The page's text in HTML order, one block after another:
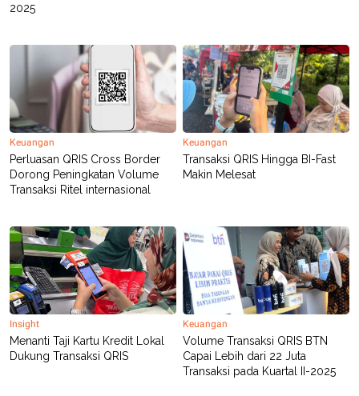
2025
Keuangan
Perluasan QRIS Cross Border
Dorong Peningkatan Volume
Transaksi Ritel internasional
Keuangan
Transaksi QRIS Hingga BI-Fast
Makin Melesat
Insight
Menanti Taji Kartu Kredit Lokal
Dukung Transaksi QRIS
Keuangan
Volume Transaksi QRIS BTN
Capai Lebih dari 22 Juta
Transaksi pada Kuartal II-2025